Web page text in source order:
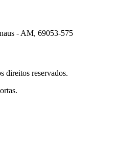
- AM, 69053-575
direitos reservados.